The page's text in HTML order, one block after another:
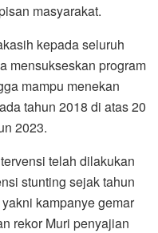
masyarakat.
kepada seluruh
mensukseskan program
mampu menekan
tahun 2018 di atas 20
2023.
telah dilakukan
stunting sejak tahun
kampanye gemar
rekor Muri penyajian